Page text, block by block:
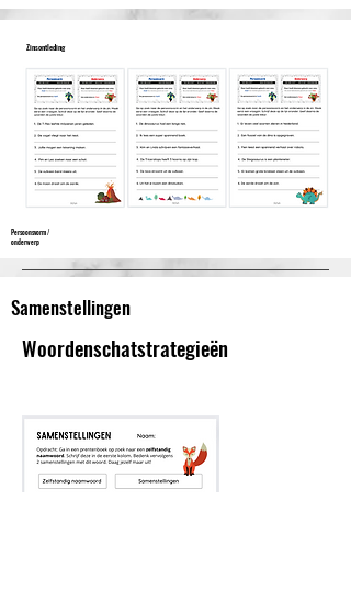
Zinsontleding
Persoonsvorm /
onderwerp
Samenstellingen
Woordenschatstrategieën